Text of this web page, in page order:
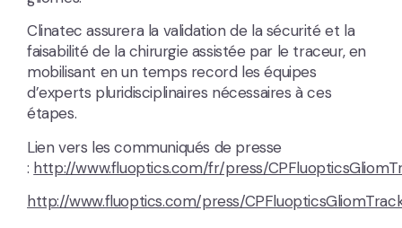
Clinatec assurera la validation de la sécurité et la
faisabilité de la chirurgie assistée par le traceur, en
mobilisant en un temps record les équipes
d’experts pluridisciplinaires nécessaires à ces
étapes.
Lien vers les communiqués de presse
: http://www.fluoptics.com/fr/press/
http://www.fluoptics.com/press/